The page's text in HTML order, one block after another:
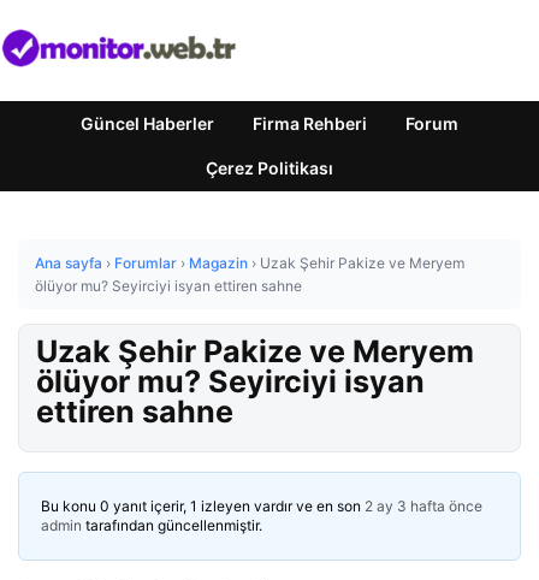
Güncel Haberler Firma Rehberi Forum
Çerez Politikası
Ana sayfa › Forumlar › Magazin › Uzak Şehir Pakize ve Meryem
ölüyor mu? Seyirciyi isyan ettiren sahne
Uzak Şehir Pakize ve Meryem
ölüyor mu? Seyirciyi isyan
ettiren sahne
Bu konu 0 yanıt içerir, 1 izleyen vardır ve en son 2 ay 3 hafta önce
admin tarafından güncellenmiştir.